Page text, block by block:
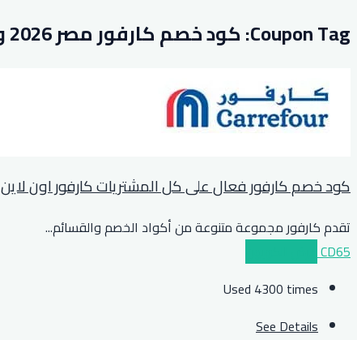
Coupon Tag: كود خصم كارفور مصر 2026 وفر 50٪ على جميع طلبات
كود خصم كارفور فعال على كل المشتريات كارفور اون لاين
تقدم كارفور مجموعة متنوعة من أكواد الخصم والقسائم...
CD65
Used 4300 times
See Details